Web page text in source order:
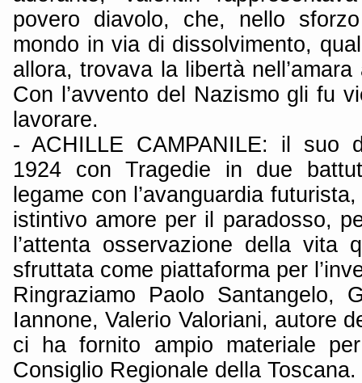
povero diavolo, che, nello
mondo in via di dissolvimento,
allora, trovava la libertà
Con l’avvento del Nazismo gli fu
lavorare.
- ACHILLE CAMPANILE: il suo
1924 con Tragedie in due
legame con l’avanguardia
istintivo amore per il paradosso,
l’attenta osservazione della vita
sfruttata come piattaforma per
Ringraziamo Paolo Santangelo,
Iannone, Valerio Valoriani, autore
ci ha fornito ampio materiale
Consiglio Regionale della Toscana.